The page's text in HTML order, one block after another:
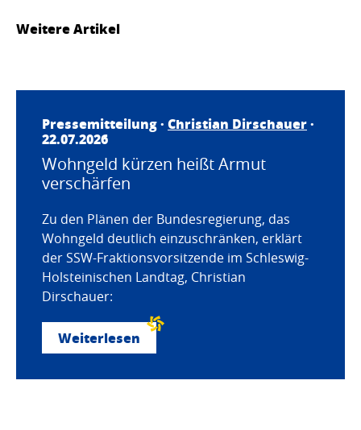
Weitere Artikel
Pressemitteilung · Christian Dirschauer·
22.07.2026
Wohngeld kürzen heißt Armut
verschärfen
Zu den Plänen der Bundesregierung, das
Wohngeld deutlich einzuschränken, erklärt
der SSW-Fraktionsvorsitzende im Schleswig-
Holsteinischen Landtag, Christian
Dirschauer:
Weiterlesen